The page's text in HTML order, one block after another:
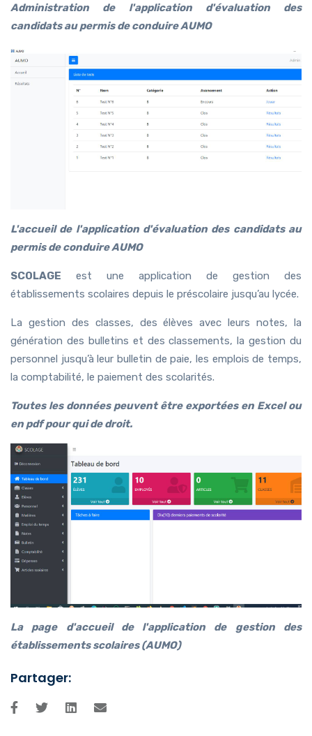
Administration de l'application d'évaluation des
candidats au permis de conduire AUMO
L'accueil de l'application d'évaluation des candidats au
permis de conduire AUMO
SCOLAGE est une application de gestion des
établissements scolaires depuis le préscolaire jusqu’au lycée.
La gestion des classes, des élèves avec leurs notes, la
génération des bulletins et des classements, la gestion du
personnel jusqu’à leur bulletin de paie, les emplois de temps,
la comptabilité, le paiement des scolarités.
Toutes les données peuvent être exportées en Excel ou
en pdf pour qui de droit.
La page d'accueil de l'application de gestion des
établissements scolaires (AUMO)
Partager: